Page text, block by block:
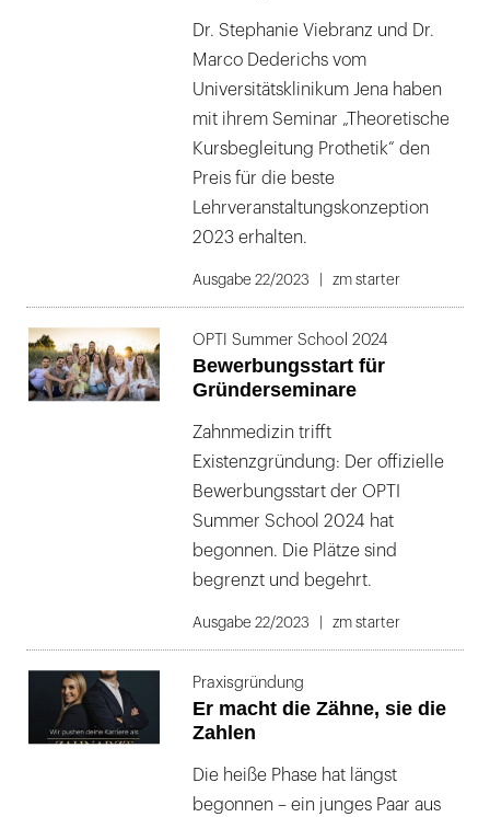
Dr. Stephanie Viebranz und Dr.
Marco Dederichs vom
Universitätsklinikum Jena haben
mit ihrem Seminar „Theoretische
Kursbegleitung Prothetik“ den
Preis für die beste
Lehrveranstaltungskonzeption
2023 erhalten.
Ausgabe 22/2023 zm starter
OPTI Summer School 2024
Bewerbungsstart für
Gründerseminare
Zahnmedizin trifft
Existenzgründung: Der offizielle
Bewerbungsstart der OPTI
Summer School 2024 hat
begonnen. Die Plätze sind
begrenzt und begehrt.
Ausgabe 22/2023 zm starter
Praxisgründung
Er macht die Zähne, sie die
Zahlen
Die heiße Phase hat längst
begonnen – ein junges Paar aus